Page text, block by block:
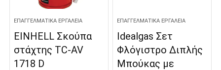
ΕΠΑΓΓΕΛΜΑΤΙΚΆ ΕΡΓΑΛΕΊΑ
EINHELL Σκούπα
στάχτης TC-AV
1718 D
ΕΠΑΓΓΕΛΜΑΤΙΚΆ ΕΡΓΑΛΕΊΑ
Idealgas Σετ
Φλόγιστρο Διπλής
Μπούκας με